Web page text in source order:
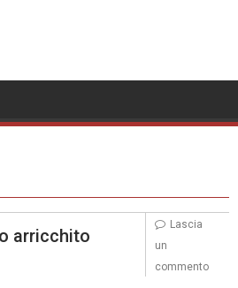
arricchito
Lascia
un
commento